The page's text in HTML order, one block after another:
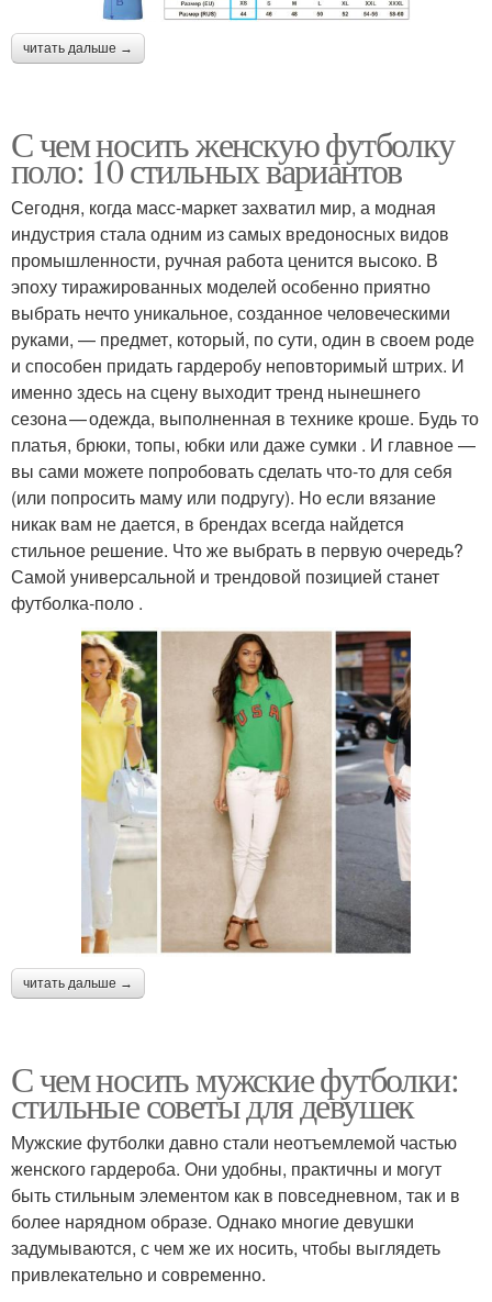
читать дальше →
С чем носить женскую футболку
поло: 10 стильных вариантов
Сегодня, когда масс-маркет захватил мир, а модная
индустрия стала одним из самых вредоносных видов
промышленности, ручная работа ценится высоко. В
эпоху тиражированных моделей особенно приятно
выбрать нечто уникальное, созданное человеческими
руками, — предмет, который, по сути, один в своем роде
и способен придать гардеробу неповторимый штрих. И
именно здесь на сцену выходит тренд нынешнего
сезона — одежда, выполненная в технике кроше. Будь то
платья, брюки, топы, юбки или даже сумки . И главное —
вы сами можете попробовать сделать что-то для себя
(или попросить маму или подругу). Но если вязание
никак вам не дается, в брендах всегда найдется
стильное решение. Что же выбрать в первую очередь?
Самой универсальной и трендовой позицией станет
футболка‑поло .
читать дальше →
С чем носить мужские футболки:
стильные советы для девушек
Мужские футболки давно стали неотъемлемой частью
женского гардероба. Они удобны, практичны и могут
быть стильным элементом как в повседневном, так и в
более нарядном образе. Однако многие девушки
задумываются, с чем же их носить, чтобы выглядеть
привлекательно и современно.